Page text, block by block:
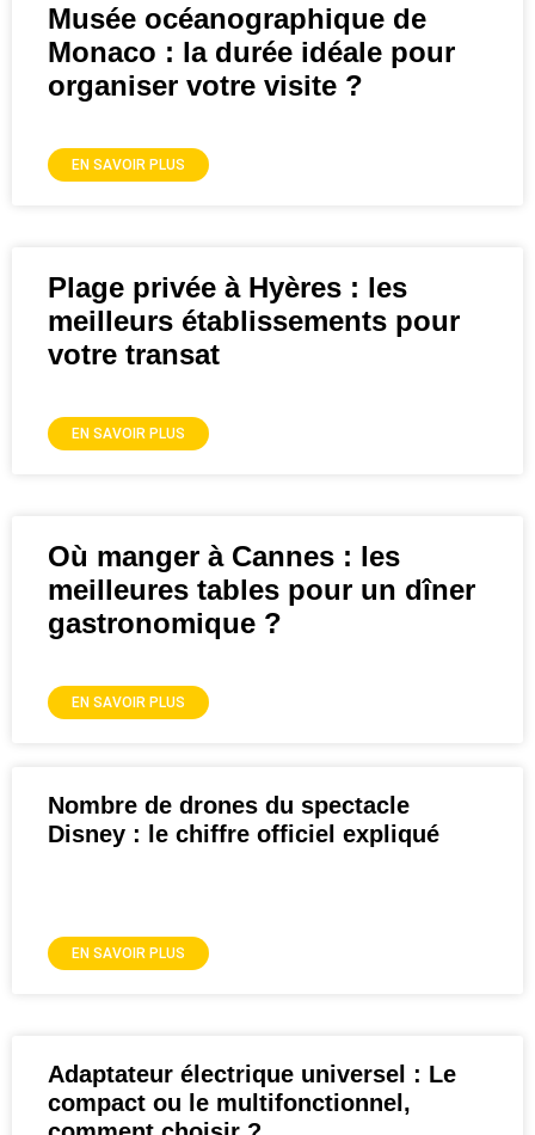
Musée océanographique de
Monaco : la durée idéale pour
organiser votre visite ?
EN SAVOIR PLUS
Plage privée à Hyères : les
meilleurs établissements pour
votre transat
EN SAVOIR PLUS
Où manger à Cannes : les
meilleures tables pour un dîner
gastronomique ?
EN SAVOIR PLUS
Nombre de drones du spectacle
Disney : le chiffre officiel expliqué
EN SAVOIR PLUS
Adaptateur électrique universel : Le
compact ou le multifonctionnel,